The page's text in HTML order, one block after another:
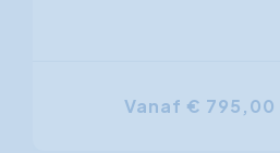
Vanaf € 795,00